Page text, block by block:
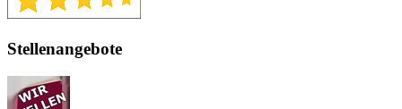
Stellenangebote